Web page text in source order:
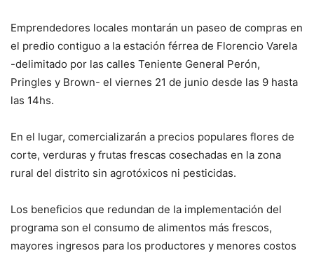
Emprendedores locales montarán un paseo de compras en
el predio contiguo a la estación férrea de Florencio Varela
-delimitado por las calles Teniente General Perón,
Pringles y Brown- el viernes 21 de junio desde las 9 hasta
las 14hs.
En el lugar, comercializarán a precios populares flores de
corte, verduras y frutas frescas cosechadas en la zona
rural del distrito sin agrotóxicos ni pesticidas.
Los beneficios que redundan de la implementación del
programa son el consumo de alimentos más frescos,
mayores ingresos para los productores y menores costos